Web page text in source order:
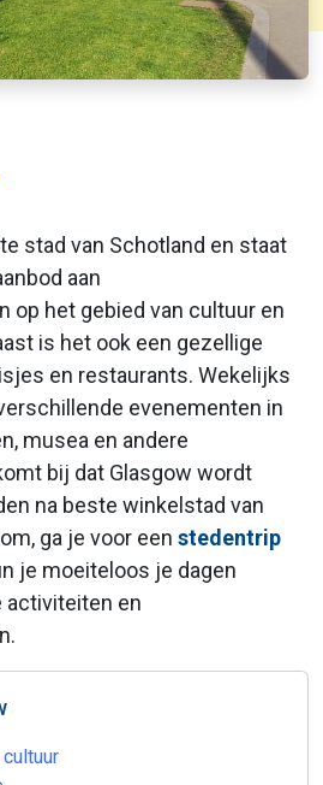
stad van Schotland en staat
aan
op het gebied van cultuur en
is het ook een gezellige
en restaurants. Wekelijks
evenementen in
musea en andere
bij dat Glasgow wordt
na beste winkelstad van
ga je voor een stedentrip
je moeiteloos je dagen
activiteiten en